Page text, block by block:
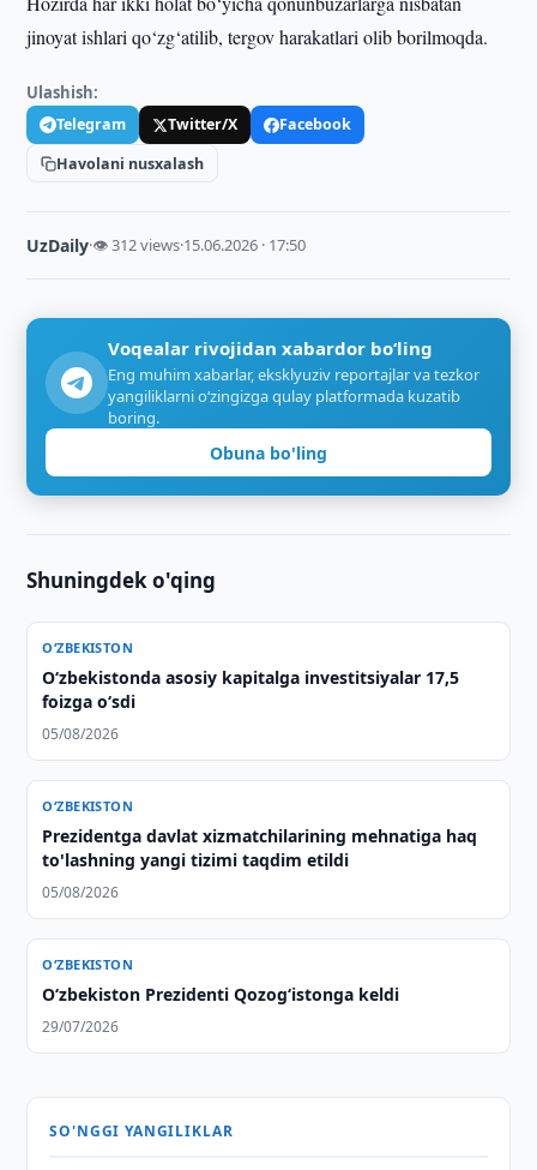
jinoyat ishlari qo‘zg‘atilib, tergov harakatlari olib borilmoqda.
Ulashish:
Telegram Twitter/X
Facebook
Havolani nusxalash
UzDaily·👁 312 views·15.06.2026 · 17:50
Voqealar rivojidan xabardor bo‘ling
Eng muhim xabarlar, eksklyuziv reportajlar va tezkor
yangiliklarni o‘zingizga qulay platformada kuzatib
boring.
Obuna bo'ling
Shuningdek o'qing
O‘ZBEKISTON
O‘zbekistonda asosiy kapitalga investitsiyalar 17,5
foizga o‘sdi
05/08/2026
O‘ZBEKISTON
Prezidentga davlat xizmatchilarining mehnatiga haq
to'lashning yangi tizimi taqdim etildi
05/08/2026
O‘ZBEKISTON
Oʻzbekiston Prezidenti Qozogʻistonga keldi
29/07/2026
SO'NGGI YANGILIKLAR